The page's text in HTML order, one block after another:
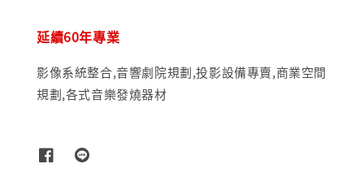
延續60年專業
影像系統整合,音響劇院規劃,投影設備專賣,商業空間
規劃,各式音樂發燒器材